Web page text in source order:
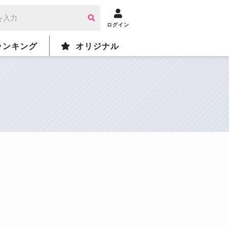
ログイン
ンキング オリジナル